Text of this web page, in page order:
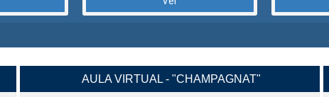
AULA VIRTUAL - "CHAMPAGNAT"